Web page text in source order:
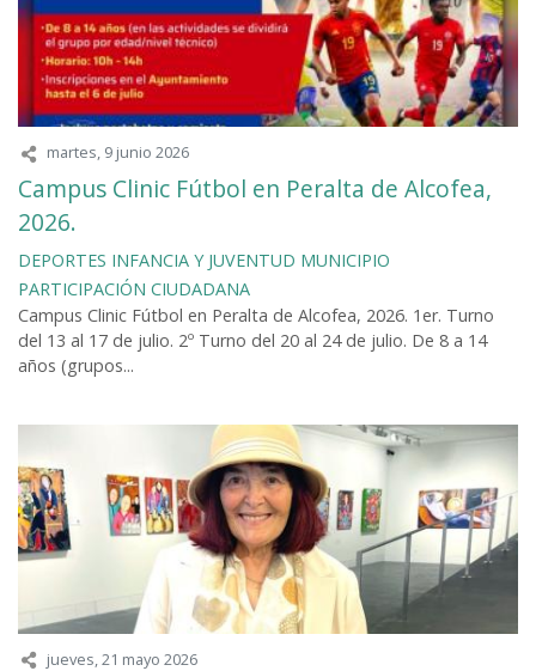
martes, 9 junio 2026
Campus Clinic Fútbol en Peralta de Alcofea,
2026.
DEPORTES INFANCIA Y JUVENTUD MUNICIPIO
PARTICIPACIÓN CIUDADANA
Campus Clinic Fútbol en Peralta de Alcofea, 2026. 1er. Turno
del 13 al 17 de julio. 2º Turno del 20 al 24 de julio. De 8 a 14
años (grupos...
jueves, 21 mayo 2026